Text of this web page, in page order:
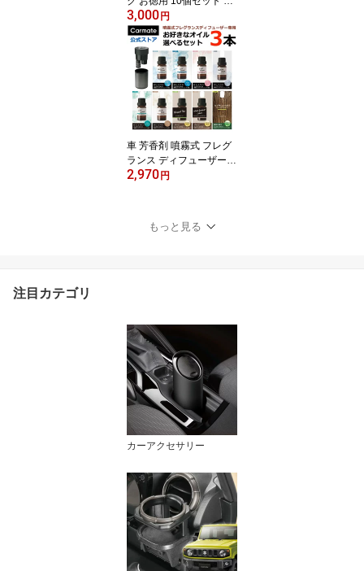
1TE ブラングソリッド 詰
替え カーメイト ブラン
グ 置き型 車用芳香剤 良
い香り 優しい香り BLAN
G carmate (R80)
3,000 円
車 芳香剤 噴霧式 フレグ
ランス ディフューザー
専用 オイル お好きなオ
アシャワー エンジェルシ
ャワー フェザリーホワイ
2,970 円
もっと見る
注目カテゴリ
カーアクセサリー